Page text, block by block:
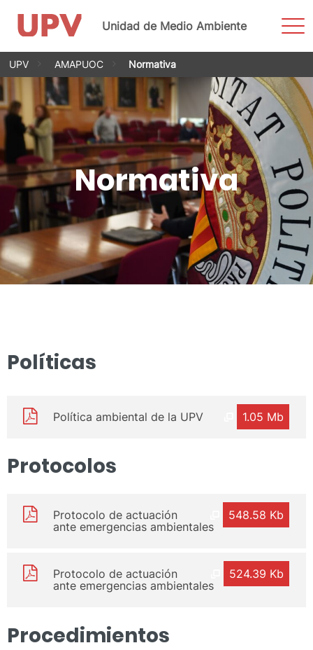
Saltar
contenido
Unidad de Medio Ambiente
UPV AMAPUOC Normativa
Normativa
Políticas
1.05 Mb
Política ambiental de la UPV
Protocolos
548.58 Kb
Protocolo de actuación
ante emergencias ambientales
524.39 Kb
Protocolo de actuación
ante emergencias ambientales
Procedimientos